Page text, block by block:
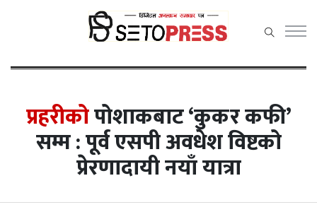
सेतोप्रेस
प्रहरीकोपोशाकबाट ‘कुकर कफी’
सम्म : पूर्व एसपी अवधेश विष्टको
प्रेरणादायी नयाँ यात्रा